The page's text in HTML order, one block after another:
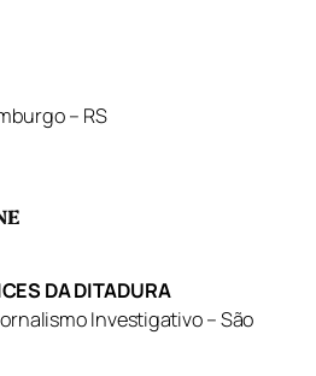
– RS
DA DITADURA
Investigativo – São